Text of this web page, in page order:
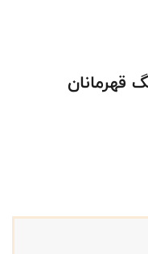
قهرمانان